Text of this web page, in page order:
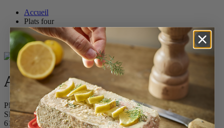
Accueil
Plats four
Tous les plats
Appolia
Appolia
Plat four céramique rectangle noir satin 32 cm - 12.5in
SKU
61500